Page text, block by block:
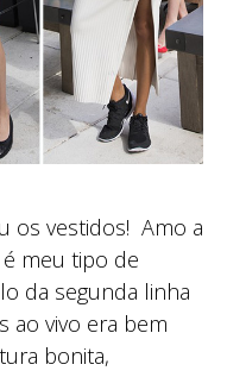
os vestidos! Amo a
meu tipo de
da segunda linha
ao vivo era bem
bonita,